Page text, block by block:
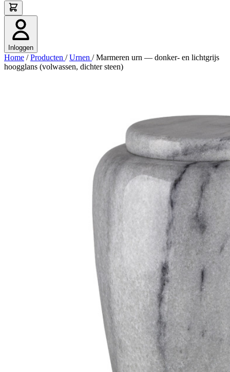
Inloggen
Home / Producten / Urnen / Marmeren urn — donker- en lichtgrijs
hoogglans (volwassen, dichter steen)